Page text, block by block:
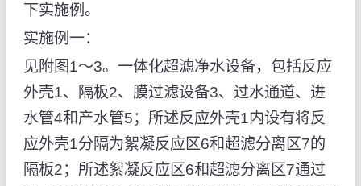
下实施例。
实施例一：
见附图1～3。一体化超滤净水设备，包括反应
外壳1、隔板2、膜过滤设备3、过水通道、进
水管4和产水管5；所述反应外壳1内设有将反
应外壳1分隔为絮凝反应区6和超滤分离区7的
隔板2；所述絮凝反应区6和超滤分离区7通过